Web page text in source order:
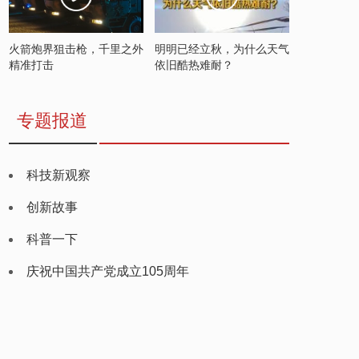
火箭炮界狙击枪，千里之外
精准打击
明明已经立秋，为什么天气
依旧酷热难耐？
专题报道
科技新观察
创新故事
科普一下
庆祝中国共产党成立105周年